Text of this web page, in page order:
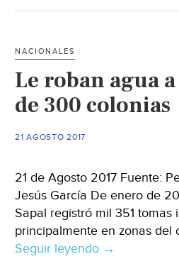
presa
El
Zapotillo
NACIONALES
Le roban agua
de 300 colonias
21 AGOSTO 2017
21 de Agosto 2017 Fuente:
Jesús García De enero de
Sapal registró mil 351 tomas
principalmente en zonas del
Seguir leyendo Le
→